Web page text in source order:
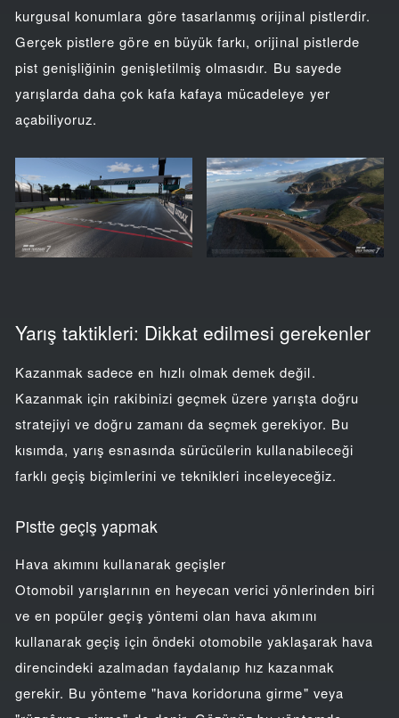
kurgusal konumlara göre tasarlanmış orijinal pistlerdir.
Gerçek pistlere göre en büyük farkı, orijinal pistlerde
pist genişliğinin genişletilmiş olmasıdır. Bu sayede
yarışlarda daha çok kafa kafaya mücadeleye yer
açabiliyoruz.
Yarış taktikleri: Dikkat edilmesi gerekenler
Kazanmak sadece en hızlı olmak demek değil.
Kazanmak için rakibinizi geçmek üzere yarışta doğru
stratejiyi ve doğru zamanı da seçmek gerekiyor. Bu
kısımda, yarış esnasında sürücülerin kullanabileceği
farklı geçiş biçimlerini ve teknikleri inceleyeceğiz.
Pistte geçiş yapmak
Hava akımını kullanarak geçişler
Otomobil yarışlarının en heyecan verici yönlerinden biri
ve en popüler geçiş yöntemi olan hava akımını
kullanarak geçiş için öndeki otomobile yaklaşarak hava
direncindeki azalmadan faydalanıp hız kazanmak
gerekir. Bu yönteme "hava koridoruna girme" veya